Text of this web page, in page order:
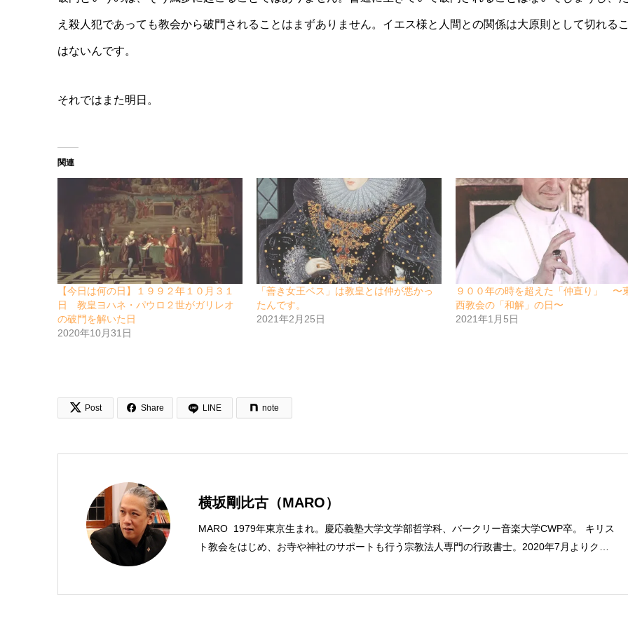
え殺人犯であっても教会から破門されることはまずありません。イエス様と人間との関係は大原則として切れる
はないんです。
それではまた明日。
関連
【今日は何の日】１９９２年１０月３１
日 教皇ヨハネ・パウロ２世がガリレオ
の破門を解いた日
2020年10月31日
「善き女王ベス」は教皇とは仲が悪かっ
たんです。
2021年2月25日
９００年の時を超えた「仲直り」 〜
西教会の「和解」の日〜
2021年1月5日
 Post  Share LINE note
横坂剛比古（MARO）
MARO 1979年東京生まれ。慶応義塾大学文学部哲学科、バークリー音楽大学CWP卒。 キリス
ト教会をはじめ、お寺や神社のサポートも行う宗教法人専門の行政書士。2020年7月よりクリ